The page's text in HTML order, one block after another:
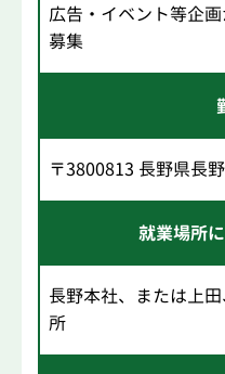
広告・イベント等企
募集
〒3800813 長野県長
就業場所
長野本社、または上
所